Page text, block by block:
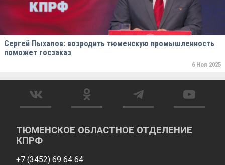
Сергей Пыхалов: возродить тюменскую промышленность
поможет госзаказ
6 Ноя 2025
ТЮМЕНСКОЕ ОБЛАСТНОЕ ОТДЕЛЕНИЕ
КПРФ
+7 (3452) 69 64 64